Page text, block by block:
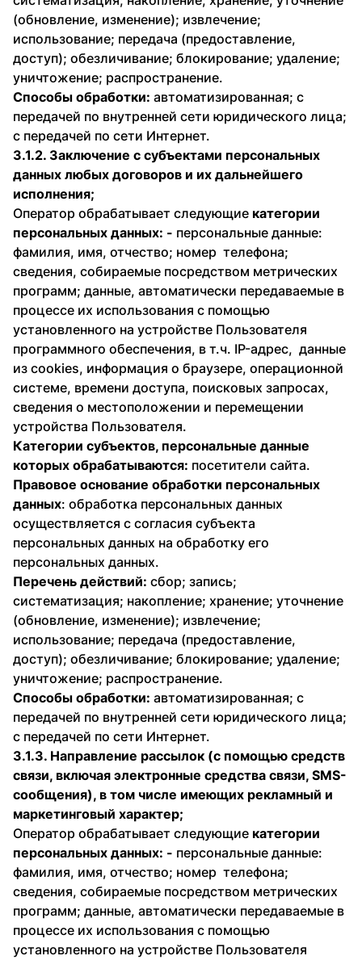
(обновление, изменение); извлечение;
использование; передача (предоставление,
доступ); обезличивание; блокирование; удаление;
уничтожение; распространение.
Способы обработки: автоматизированная; с
передачей по внутренней сети юридического лица;
с передачей по сети Интернет.
3.1.2. Заключение с субъектами персональных
данных любых договоров и их дальнейшего
исполнения;
Оператор обрабатывает следующие категории
персональных данных: - персональные данные:
фамилия, имя, отчество; номер телефона;
сведения, собираемые посредством метрических
программ; данные, автоматически передаваемые в
процессе их использования с помощью
установленного на устройстве Пользователя
программного обеспечения, в т.ч. IP-адрес, данные
из cookies, информация о браузере, операционной
системе, времени доступа, поисковых запросах,
сведения о местоположении и перемещении
устройства Пользователя.
Категории субъектов, персональные данные
которых обрабатываются: посетители сайта.
Правовое основание обработки персональных
данных: обработка персональных данных
осуществляется с согласия субъекта
персональных данных на обработку его
персональных данных.
Перечень действий: сбор; запись;
систематизация; накопление; хранение; уточнение
(обновление, изменение); извлечение;
использование; передача (предоставление,
доступ); обезличивание; блокирование; удаление;
уничтожение; распространение.
Способы обработки: автоматизированная; с
передачей по внутренней сети юридического лица;
с передачей по сети Интернет.
3.1.3. Направление рассылок (с помощью средств
связи, включая электронные средства связи, SMS-
сообщения), в том числе имеющих рекламный и
маркетинговый характер;
Оператор обрабатывает следующие категории
персональных данных: - персональные данные:
фамилия, имя, отчество; номер телефона;
сведения, собираемые посредством метрических
программ; данные, автоматически передаваемые в
процессе их использования с помощью
установленного на устройстве Пользователя